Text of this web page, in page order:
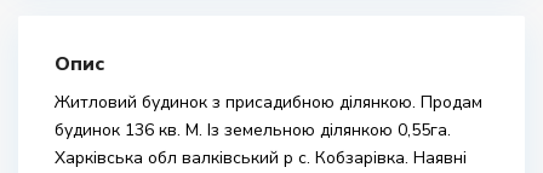
Опис
Житловий будинок з присадибною ділянкою. Продам
будинок 136 кв. М. Із земельною ділянкою 0,55га.
Харківська обл валківський р с. Кобзарівка. Наявні